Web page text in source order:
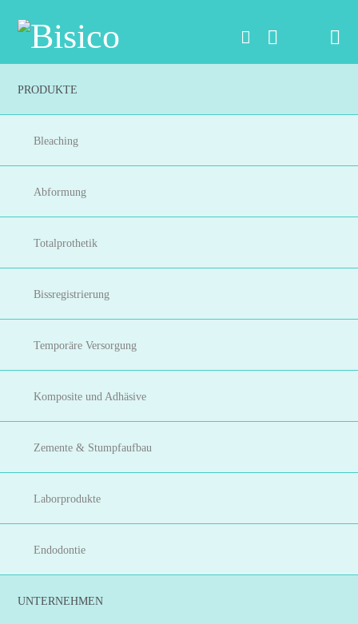
PRODUKTE
Bleaching
Abformung
Totalprothetik
Bissregistrierung
Temporäre Versorgung
Komposite und Adhäsive
Zemente & Stumpfaufbau
Laborprodukte
Endodontie
UNTERNEHMEN